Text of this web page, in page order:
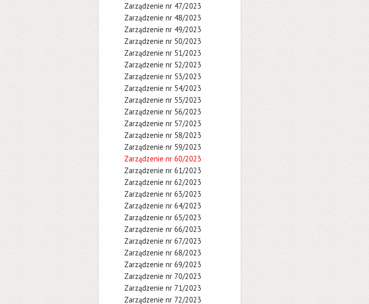
Zarządzenie nr 47/2023
Zarządzenie nr 48/2023
Zarządzenie nr 49/2023
Zarządzenie nr 50/2023
Zarządzenie nr 51/2023
Zarządzenie nr 52/2023
Zarządzenie nr 53/2023
Zarządzenie nr 54/2023
Zarządzenie nr 55/2023
Zarządzenie nr 56/2023
Zarządzenie nr 57/2023
Zarządzenie nr 58/2023
Zarządzenie nr 59/2023
Zarządzenie nr 60/2023
Zarządzenie nr 61/2023
Zarządzenie nr 62/2023
Zarządzenie nr 63/2023
Zarządzenie nr 64/2023
Zarządzenie nr 65/2023
Zarządzenie nr 66/2023
Zarządzenie nr 67/2023
Zarządzenie nr 68/2023
Zarządzenie nr 69/2023
Zarządzenie nr 70/2023
Zarządzenie nr 71/2023
Zarządzenie nr 72/2023